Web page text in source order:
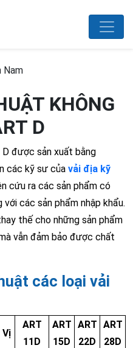
Nam
KHÔNG
D
được sản xuất bằng
các kỹ sư của vải địa kỹ
cứu ra các sản phẩm có
các sản phẩm nhập khẩu.
thế cho những sản phẩm
vẫn đảm bảo được chất
các loại vải
ART
11D
ART
15D
ART
22D
ART
28D